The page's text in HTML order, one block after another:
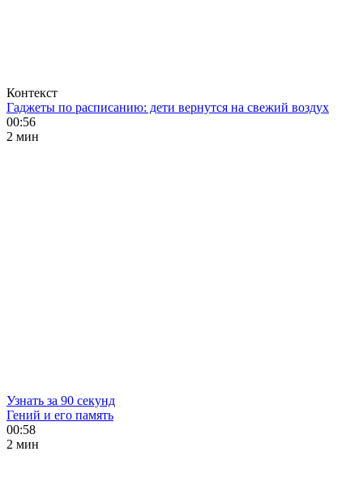
Контекст
Гаджеты по расписанию: дети вернутся на свежий воздух
00:56
2 мин
Узнать за 90 секунд
Гений и его память
00:58
2 мин